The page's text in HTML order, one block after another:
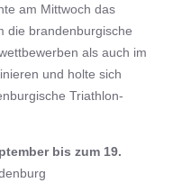
am Mittwoch das
die brandenburgische
als auch im
und holte sich
Triathlon-
bis zum 19.